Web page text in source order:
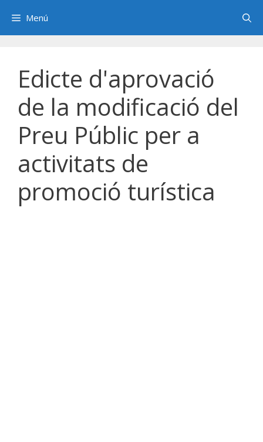
contenido
Menú
Edicte d'aprovació
de la modificació del
Preu Públic per a
activitats de
promoció turística